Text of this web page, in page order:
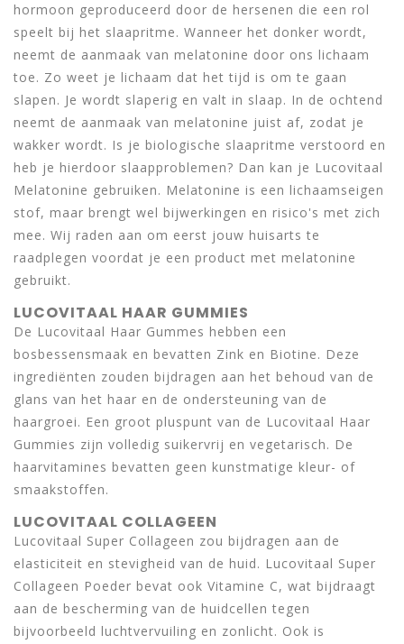
hormoon geproduceerd door de hersenen die een rol
speelt bij het slaapritme. Wanneer het donker wordt,
neemt de aanmaak van melatonine door ons lichaam
toe. Zo weet je lichaam dat het tijd is om te gaan
slapen. Je wordt slaperig en valt in slaap. In de ochtend
neemt de aanmaak van melatonine juist af, zodat je
wakker wordt. Is je biologische slaapritme verstoord en
heb je hierdoor slaapproblemen? Dan kan je Lucovitaal
Melatonine gebruiken. Melatonine is een lichaamseigen
stof, maar brengt wel bijwerkingen en risico's met zich
mee. Wij raden aan om eerst jouw huisarts te
raadplegen voordat je een product met melatonine
gebruikt.
LUCOVITAAL HAAR GUMMIES
De Lucovitaal Haar Gummes hebben een
bosbessensmaak en bevatten Zink en Biotine. Deze
ingrediënten zouden bijdragen aan het behoud van de
glans van het haar en de ondersteuning van de
haargroei. Een groot pluspunt van de Lucovitaal Haar
Gummies zijn volledig suikervrij en vegetarisch. De
haarvitamines bevatten geen kunstmatige kleur- of
smaakstoffen.
LUCOVITAAL COLLAGEEN
Lucovitaal Super Collageen zou bijdragen aan de
elasticiteit en stevigheid van de huid. Lucovitaal Super
Collageen Poeder bevat ook Vitamine C, wat bijdraagt
aan de bescherming van de huidcellen tegen
bijvoorbeeld luchtvervuiling en zonlicht. Ook is